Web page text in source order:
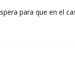
para que en el